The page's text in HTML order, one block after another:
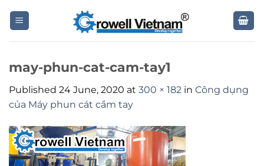
may-phun-cat-cam-tay1
Published 24 June, 2020 at 300 × 182 in Công dụng
của Máy phun cát cầm tay